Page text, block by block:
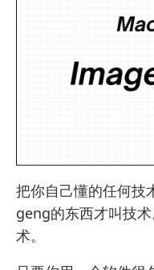
把你自己懂的任何技
geng的东西才叫技
术。